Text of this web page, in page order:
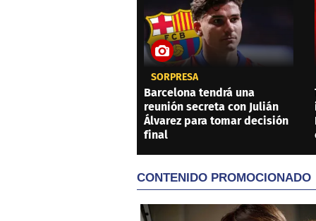
SORPRESA
Barcelona tendrá una
reunión secreta con Julián
Álvarez para tomar decisión
final